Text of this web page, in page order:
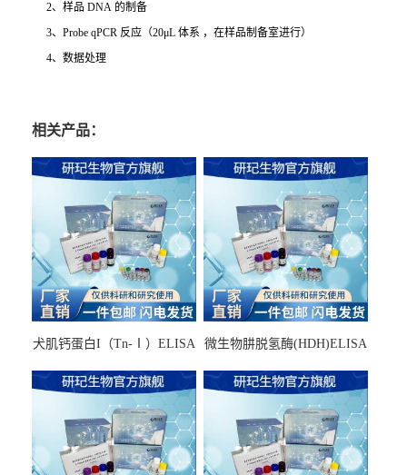
2、样品 DNA 的制备
3、Probe qPCR 反应（20μL 体系 ，在样品制备室进行）
4、数据处理
相关产品：
犬肌钙蛋白I（Tn-Ⅰ）ELISA
微生物肼脱氢酶(HDH)ELISA